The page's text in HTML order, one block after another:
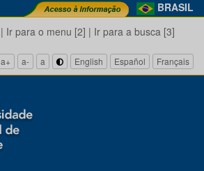
BRASIL
| Ir para o menu [2] | Ir para a busca [3]
a+ a- a English Español Français